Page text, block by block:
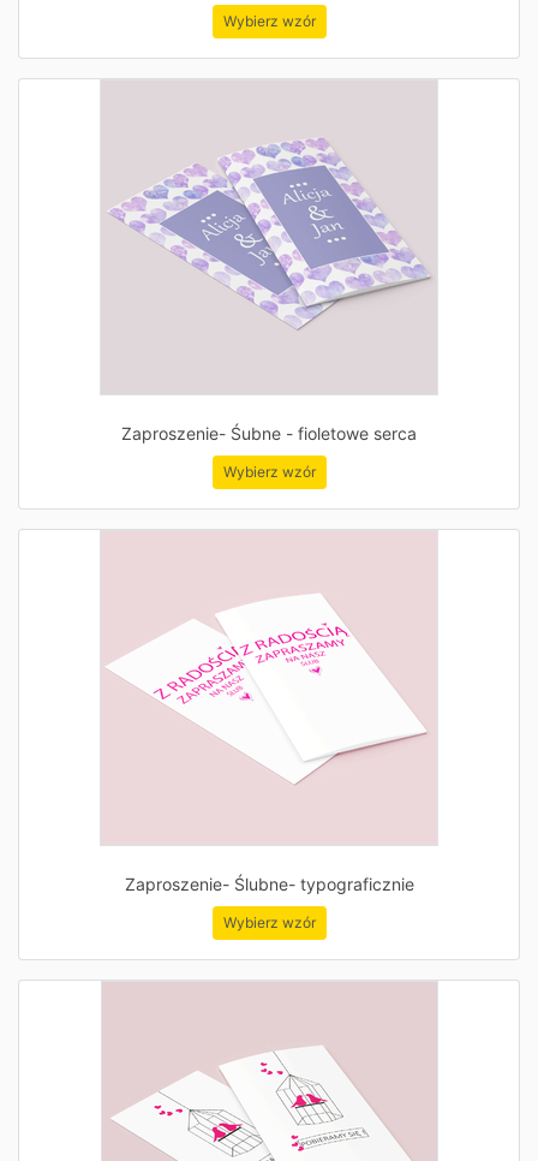
Wybierz wzór
Zaproszenie- Śubne - fioletowe serca
Wybierz wzór
Zaproszenie- Ślubne- typograficznie
Wybierz wzór